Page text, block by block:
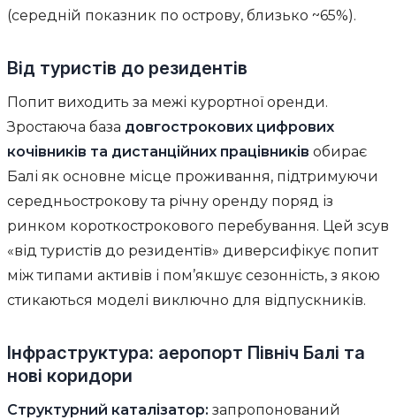
(середній показник по острову, близько ~65%).
Від туристів до резидентів
Попит виходить за межі курортної оренди.
Зростаюча база довгострокових цифрових
кочівників та дистанційних працівників обирає
Балі як основне місце проживання, підтримуючи
середньострокову та річну оренду поряд із
ринком короткострокового перебування. Цей зсув
«від туристів до резидентів» диверсифікує попит
між типами активів і пом’якшує сезонність, з якою
стикаються моделі виключно для відпускників.
Інфраструктура: аеропорт Північ Балі та
нові коридори
Структурний каталізатор: запропонований